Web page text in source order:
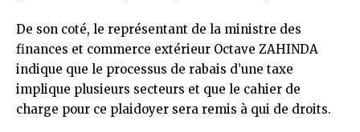
De son coté, le représentant de la ministre des
finances et commerce extérieur Octave ZAHINDA
indique que le processus de rabais d’une taxe
implique plusieurs secteurs et que le cahier de
charge pour ce plaidoyer sera remis à qui de droits.